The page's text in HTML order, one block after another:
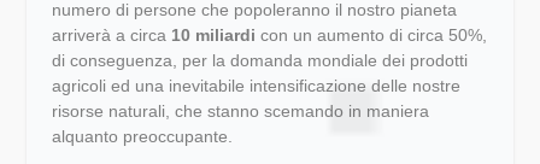
numero di persone che popoleranno il nostro pianeta
arriverà a circa 10 miliardi con un aumento di circa 50%,
di conseguenza, per la domanda mondiale dei prodotti
agricoli ed una inevitabile intensificazione delle nostre
risorse naturali, che stanno scemando in maniera
alquanto preoccupante.